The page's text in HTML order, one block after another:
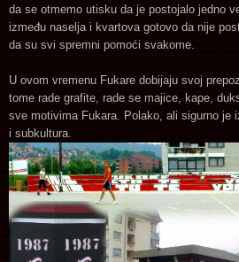
da se otmemo utisku da je postojalo jedno
između naselja i kvartova gotovo da nije
da su svi spremni pomoći svakome.
U ovom vremenu Fukare dobijaju svoj
tome rade grafite, rade se majice, kape,
sve motivima Fukara. Polako, ali sigurno je
i subkultura.